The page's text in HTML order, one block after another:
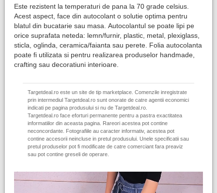
Este rezistent la temperaturi de pana la 70 grade celsius.
Acest aspect, face din autocolant o solutie optima pentru
blatul din bucatarie sau masa. Autocolantul se poate lipi pe
orice suprafata neteda: lemn/furnir, plastic, metal, plexiglass,
sticla, oglinda, ceramica/faianta sau perete. Folia autocolanta
poate fi utilizata si pentru realizarea produselor handmade,
crafting sau decoratiuni interioare.
Targetdeal.ro este un site de tip marketplace. Comenzile inregistrate
prin intermediul Targetdeal.ro sunt onorate de catre agentii economici
indicati pe pagina produsului si nu de Targetdeal.ro.
Targetdeal.ro face eforturi permanente pentru a pastra exactitatea
informatiilor din aceasta pagina. Rareori acestea pot contine
neconcordante. Fotografiile au caracter informativ, acestea pot
contine accesorii neincluse in pretul produsului. Unele specificatii sau
pretul produselor pot fi modificate de catre comerciant fara preaviz
sau pot contine greseli de operare.